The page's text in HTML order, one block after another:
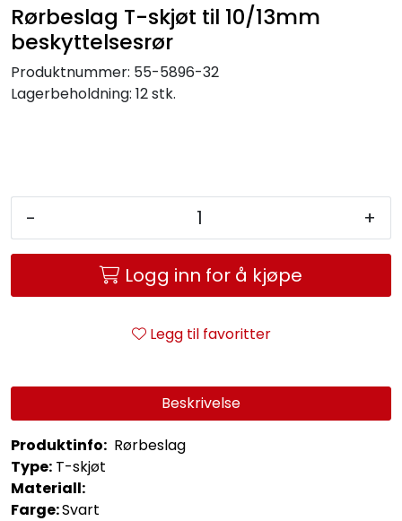
Rørbeslag T-skjøt til 10/13mm
beskyttelsesrør
Produktnummer: 55-5896-32
Lagerbeholdning: 12 stk.
- +
Logg inn for å kjøpe
Legg til favoritter
Beskrivelse
Produktinfo: Rørbeslag
Type: T-skjøt
Materiall:
Farge:Svart
Bærekraft
Nyheter